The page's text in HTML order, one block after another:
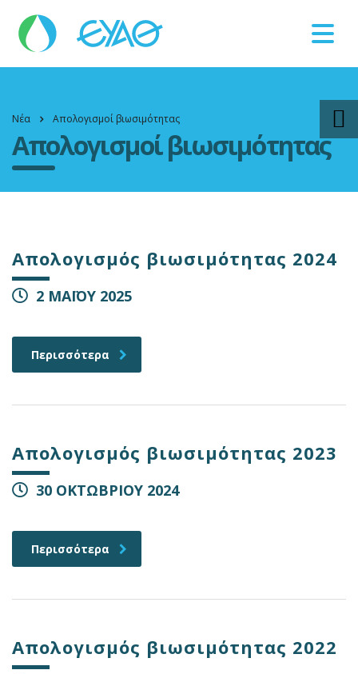
11124
Νέα Απολογισμοί βιωσιμότητας
Απολογισμοί βιωσιμότητας
Απολογισμός βιωσιμότητας 2024
2 ΜΑΪΟΥ 2025
Περισσότερα
Απολογισμός βιωσιμότητας 2023
30 ΟΚΤΩΒΡΙΟΥ 2024
Περισσότερα
Απολογισμός βιωσιμότητας 2022